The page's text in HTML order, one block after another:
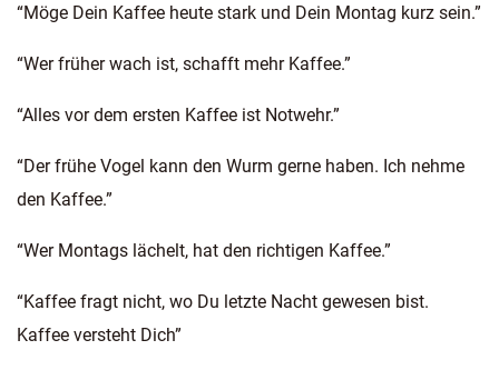
“Möge Dein Kaffee heute stark und Dein Montag kurz sein.”
“Wer früher wach ist, schafft mehr Kaffee.”
“Alles vor dem ersten Kaffee ist Notwehr.”
“Der frühe Vogel kann den Wurm gerne haben. Ich nehme
den Kaffee.”
“Wer Montags lächelt, hat den richtigen Kaffee.”
“Kaffee fragt nicht, wo Du letzte Nacht gewesen bist.
Kaffee versteht Dich”